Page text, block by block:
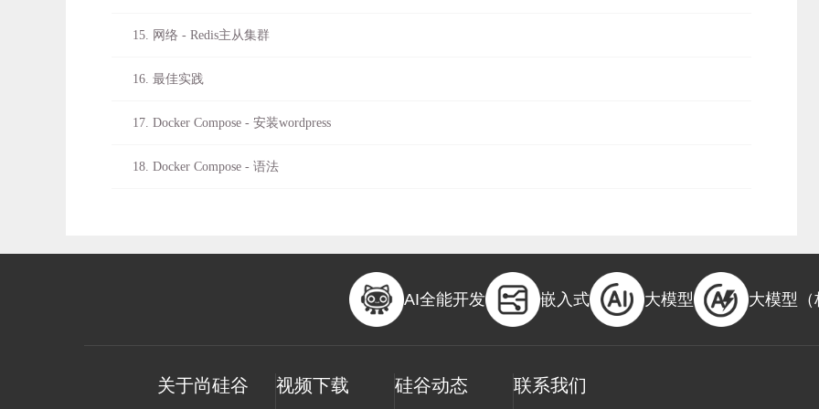
15. 网络 - Redis主从集群
16. 最佳实践
17. Docker Compose - 安装wordpress
18. Docker Compose - 语法
20. Dockerfile - 制作镜像
23. 超酷 - 访问测试全部通过
AI全能开发 嵌入式 大模型 大模型（
关于尚硅谷 视频下载 硅谷动态 联系我们